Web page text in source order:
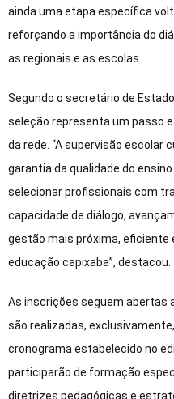
ainda uma etapa específica
reforçando a importância do
as regionais e as escolas.
Segundo o secretário de
seleção representa um passo
da rede. “A supervisão escolar
garantia da qualidade do
selecionar profissionais com
capacidade de diálogo,
gestão mais próxima, eficiente
educação capixaba”, destacou.
As inscrições seguem abertas
são realizadas,
cronograma estabelecido no
participarão de formação
diretrizes pedagógicas e